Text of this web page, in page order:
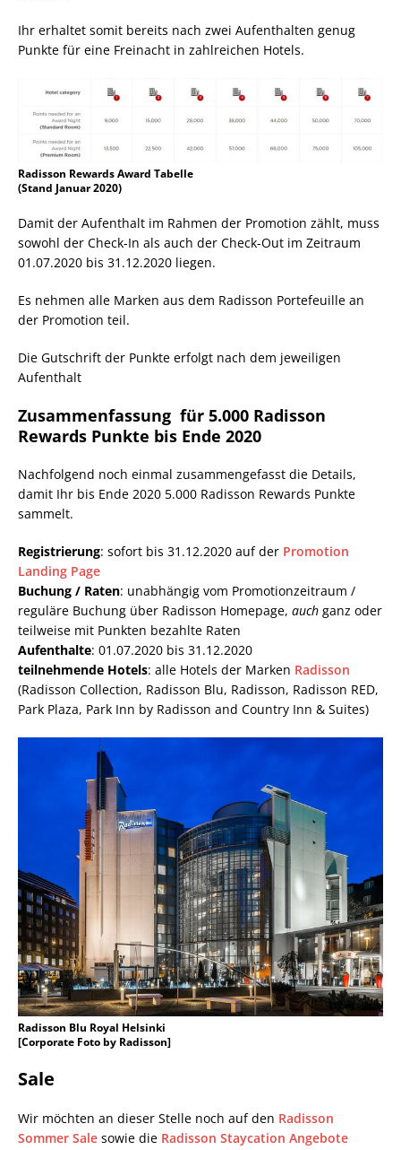
Ihr erhaltet somit bereits nach zwei Aufenthalten genug
Punkte für eine Freinacht in zahlreichen Hotels.
Radisson Rewards Award Tabelle
(Stand Januar 2020)
Damit der Aufenthalt im Rahmen der Promotion zählt, muss
sowohl der Check-In als auch der Check-Out im Zeitraum
01.07.2020 bis 31.12.2020 liegen.
Es nehmen alle Marken aus dem Radisson Portefeuille an
der Promotion teil.
Die Gutschrift der Punkte erfolgt nach dem jeweiligen
Aufenthalt
Zusammenfassung für 5.000 Radisson
Rewards Punkte bis Ende 2020
Nachfolgend noch einmal zusammengefasst die Details,
damit Ihr bis Ende 2020 5.000 Radisson Rewards Punkte
sammelt.
Registrierung: sofort bis 31.12.2020 auf der Promotion
Landing Page
Buchung / Raten: unabhängig vom Promotionzeitraum /
reguläre Buchung über Radisson Homepage, auch ganz oder
teilweise mit Punkten bezahlte Raten
Aufenthalte: 01.07.2020 bis 31.12.2020
teilnehmende Hotels: alle Hotels der Marken Radisson
(Radisson Collection, Radisson Blu, Radisson, Radisson RED,
Park Plaza, Park Inn by Radisson and Country Inn & Suites)
Radisson Blu Royal Helsinki
[Corporate Foto by Radisson]
Sale
Wir möchten an dieser Stelle noch auf den Radisson
Sommer Sale sowie die Radisson Staycation Angebote